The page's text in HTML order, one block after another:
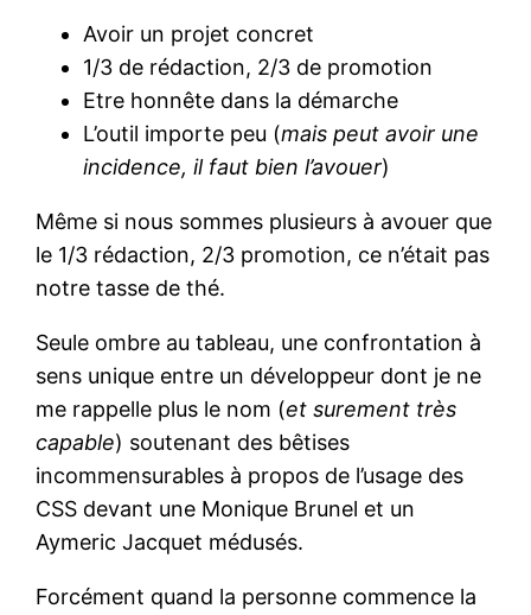
Avoir un projet concret
1/3 de rédaction, 2/3 de promotion
Etre honnête dans la démarche
L’outil importe peu (mais peut avoir une
incidence, il faut bien l’avouer)
Même si nous sommes plusieurs à avouer que
le 1/3 rédaction, 2/3 promotion, ce n’était pas
notre tasse de thé.
Seule ombre au tableau, une confrontation à
sens unique entre un développeur dont je ne
me rappelle plus le nom (et surement très
capable) soutenant des bêtises
incommensurables à propos de l’usage des
CSS devant une Monique Brunel et un
Aymeric Jacquet médusés.
Forcément quand la personne commence la